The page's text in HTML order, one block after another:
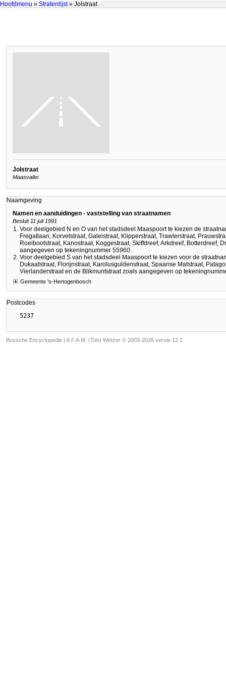
Hoofdmenu » Stratenlijst» Jolstraat
Jolstraat
Maasvallei
Naamgeving
Namen en aanduidingen - vaststelling van straatnamen
Besluit 11 juli 1991
Voor deelgebied N en O van het stadsdeel Maaspoort te kiezen de
Fregatlaan, Korvetstraat, Galeistraat, Klipperstraat, Trawlerstraat,
Roeibootstraat, Kanostraat, Koggestraat, Skiffdreef, Arkdreef, Botterdreef,
aangegeven op tekeningnummer 55960.
Voor deelgebied S van het stadsdeel Maaspoort te kiezen voor de
Dukaatstraat, Florijnstraat, Karolusguldenstraat, Spaanse Matstraat,
Vierlanderstraat en de Blikmuntstraat zoals aangegeven op
Gemeente 's-Hertogenbosch
Postcodes
Bossche Encyclopedie | A.F.A.M. (Ton) Wetzer © 2003-2026 versie 12.1